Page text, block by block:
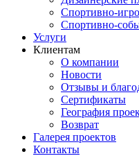
Спортивно-
Спортивно-
Услуги
Клиентам
О компании
Новости
Отзывы и
Сертификаты
География
Возврат
Галерея проектов
Контакты